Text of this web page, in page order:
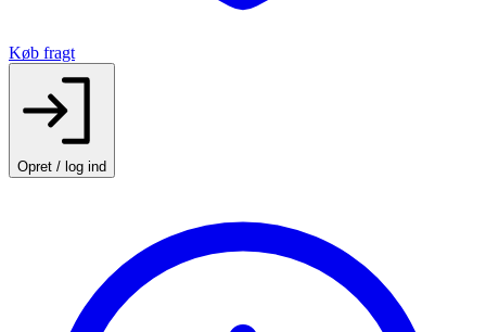
Køb fragt
Opret / log ind